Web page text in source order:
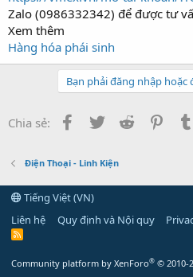
Zalo (0986332342) để được tư
Xem thêm
Hàng hóa phái sinh
Bạn phải đăng nhập hoặc
Chia sẻ: Facebook
Twitter Reddit
Điện Thoại - Linh Kiện
Tiếng Việt (VN)
Liên hệ
Quy định và Nội quy
R
Community platform by XenForo® © 2010-